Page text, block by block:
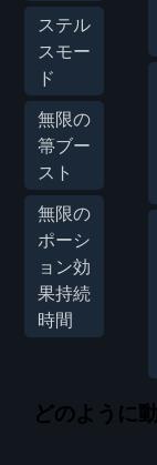
ステル
スモー
ド
無限の
箒ブー
スト
無限の
ポーシ
ョン効
果持続
時間
どのように